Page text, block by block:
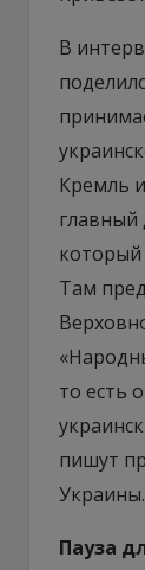
В
Кремль
который
Там
то есть
пишут
Пауза